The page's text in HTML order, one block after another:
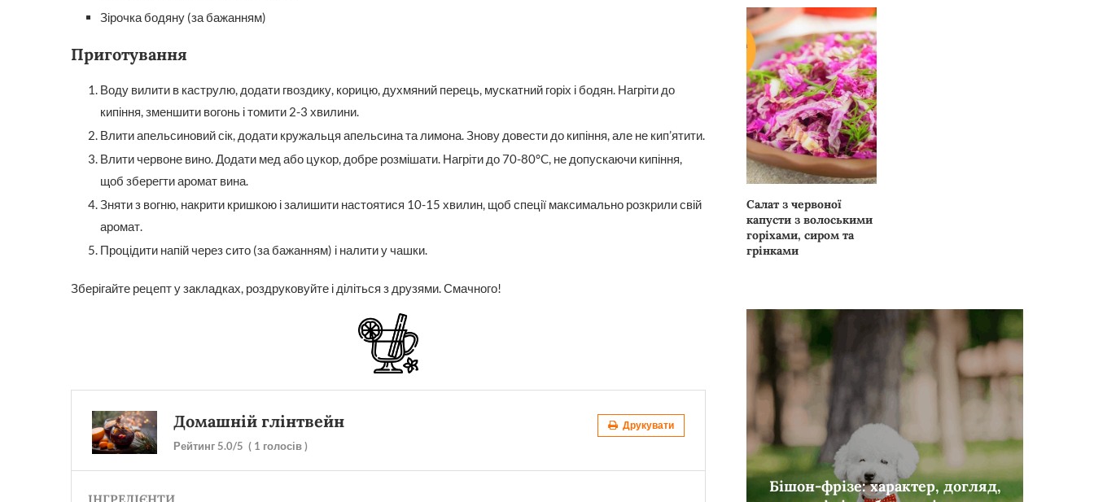
Зірочка бодяну (за бажанням)
Приготування
Воду вилити в каструлю, додати гвоздику, корицю, духмяний перець, мускатний горіх і бодян. Нагріти до
кипіння, зменшити вогонь і томити 2-3 хвилини.
Влити апельсиновий сік, додати кружальця апельсина та лимона. Знову довести до кипіння, але не кип’ятити.
Влити червоне вино. Додати мед або цукор, добре розмішати. Нагріти до 70-80°C, не допускаючи кипіння,
щоб зберегти аромат вина.
Зняти з вогню, накрити кришкою і залишити настоятися 10-15 хвилин, щоб спеції максимально розкрили свій
аромат.
Процідити напій через сито (за бажанням) і налити у чашки.
Зберігайте рецепт у закладках, роздруковуйте і діліться з друзями. Смачного!
Домашній глінтвейн Друкувати
Рейтинг 5.0/5 ( 1 голосів )
Салат з червоної
капусти з волоськими
горіхами, сиром та
грінками
Бішон-фрізе: характер, догляд,